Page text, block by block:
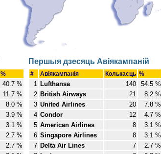
%
40.7 %
11.7 %
8.0 %
3.9 %
3.1 %
2.7 %
2.7 %
Першыя дзесяць Авіякампаній
# Авіякампанія Колькасць %
1 Lufthansa 140
54.5 %
2 British Airways 21
8.2 %
3 United Airlines 20
7.8 %
4 Condor 12
4.7 %
5 American Airlines 8
3.1 %
6 Singapore Airlines 8
3.1 %
7 Delta Air Lines 7
2.7 %